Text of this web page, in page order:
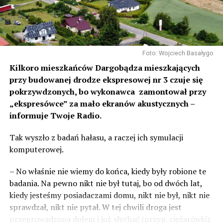
Foto: Wojciech Basałygo
Kilkoro mieszkańców Dargobądza mieszkających
przy budowanej drodze ekspresowej nr 3 czuje się
pokrzywdzonych, bo wykonawca zamontował przy
„ekspresówce” za mało ekranów akustycznych –
informuje Twoje Radio.
Tak wyszło z badań hałasu, a raczej ich symulacji
komputerowej.
– No właśnie nie wiemy do końca, kiedy były robione te
badania. Na pewno nikt nie był tutaj, bo od dwóch lat,
kiedy jesteśmy posiadaczami domu, nikt nie był, nikt nie
sprawdzał, nikt nie pytał. W tej chwili droga jest
przeprowadzona dołem i już słychać (przyp. ciężarówki).